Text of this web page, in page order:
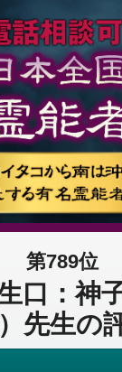
第789位
口：神
先生の